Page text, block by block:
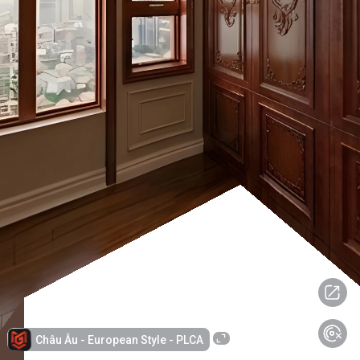
Châu Âu - European Style - PLCA